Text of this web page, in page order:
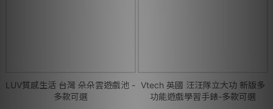
LUV質感生活 台灣 朵朵雲遊戲池 -
多款可選
Vtech 英國 汪汪隊立大功 新版多
功能遊戲學習手錶-多款可選